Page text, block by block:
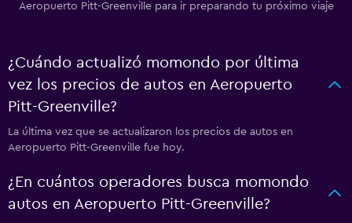
Aeropuerto Pitt-Greenville para ir preparando tu próximo viaje
¿Cuándo actualizó momondo por última
vez los precios de autos en Aeropuerto
Pitt-Greenville?
La última vez que se actualizaron los precios de autos en
Aeropuerto Pitt-Greenville fue hoy.
¿En cuántos operadores busca momondo
autos en Aeropuerto Pitt-Greenville?